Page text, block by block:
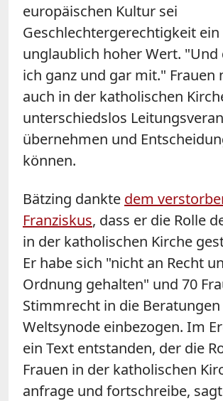
europäischen Kultur sei
Geschlechtergerechtigkeit ein
unglaublich hoher Wert. "Und
ich ganz und gar mit." Frauen
auch in der katholischen
unterschiedslos
übernehmen und
können.
Bätzing dankte dem
Franziskus, dass er die Rolle
in der katholischen Kirche
Er habe sich "nicht an Recht
Ordnung gehalten" und 70
Stimmrecht in die
Weltsynode einbezogen. Im
ein Text entstanden, der die
Frauen in der katholischen
anfrage und fortschreibe,